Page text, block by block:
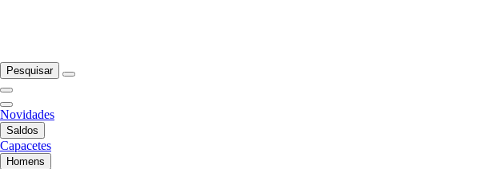
Pesquisar
Novidades
Saldos
Capacetes
Homens